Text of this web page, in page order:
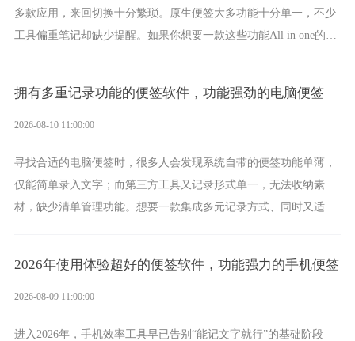
多款应用，来回切换十分繁琐。原生便签大多功能十分单一，不少
工具偏重笔记却缺少提醒。如果你想要一款这些功能All in one的一
拥有多重记录功能的便签软件，功能强劲的电脑便签
2026-08-10 11:00:00
寻找合适的电脑便签时，很多人会发现系统自带的便签功能单薄，
仅能简单录入文字；而第三方工具又记录形式单一，无法收纳素
材，缺少清单管理功能。想要一款集成多元记录方式、同时又适配
2026年使用体验超好的便签软件，功能强力的手机便签
2026-08-09 11:00:00
进入2026年，手机效率工具早已告别“能记文字就行”的基础阶段